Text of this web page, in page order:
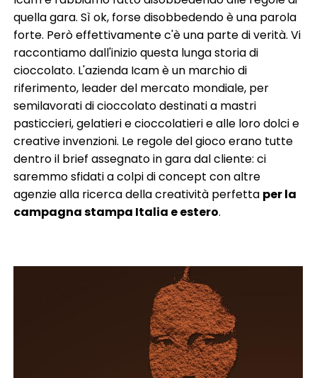
quella gara. Sì ok, forse disobbedendo è una parola
forte. Però effettivamente c'è una parte di verità. Vi
raccontiamo dall'inizio questa lunga storia di
cioccolato. L'azienda Icam è un marchio di
riferimento, leader del mercato mondiale, per
semilavorati di cioccolato destinati a mastri
pasticcieri, gelatieri e cioccolatieri e alle loro dolci e
creative invenzioni. Le regole del gioco erano tutte
dentro il brief assegnato in gara dal cliente: ci
saremmo sfidati a colpi di concept con altre
agenzie alla ricerca della creatività perfetta per la
campagna stampa Italia e estero.